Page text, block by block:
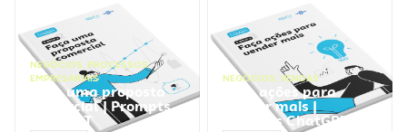
NEGÓCIOS, PROCESSOS
EMPRESARIAIS
Faça uma proposta
comercial | Prompts
ChatGPT
NEGÓCIOS, VENDAS
Faça ações para
vender mais |
Prompts ChatGPT